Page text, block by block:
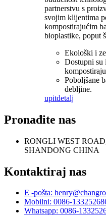
partnerstvu s
svojim klijentima
kompostirajućim
bioplastike, poput
Ekološki i
Dostupni
Poboljšane
debljine.
upitdetalj
Pronađite nas
RONGLI WEST
SHANDONG CHINA
Kontaktiraj nas
E -pošta:
Mobilni: 0086-
Whatsapp: 0086-